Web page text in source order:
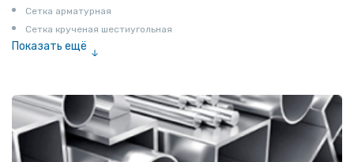
Сетка арматурная
Сетка крученая шестиугольная
Показать ещё